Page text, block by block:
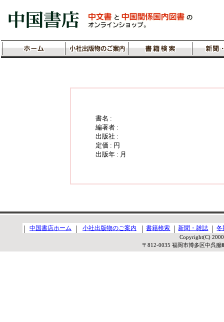
書名 :
編著者 :
出版社 :
定価 : 円
出版年 : 月
中国書店ホーム 小社出版物のご案内 書籍検索 新聞・雑誌 冬
Copyright(C)
〒812-0035 福岡市博多区中